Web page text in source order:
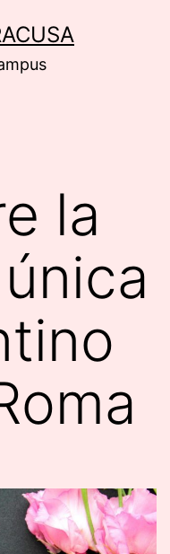
la